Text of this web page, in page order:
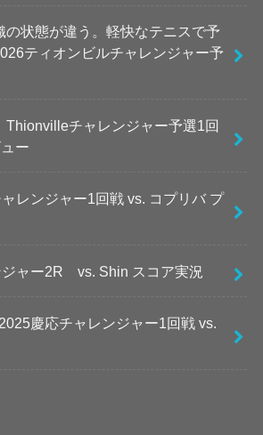
の状態が違う。軽快なテニスで予
ティオンビルチャレンジャー予
Thionvilleチャレンジャー予選1回
ー
レンジャー1回戦 vs. コプリバ プ
ジャー2R vs. Shin スコア実況
慶応チャレンジャー1回戦 vs.